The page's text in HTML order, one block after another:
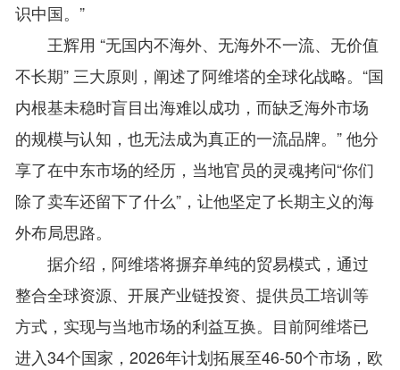
识中国。”
王辉用 “无国内不海外、无海外不一流、无价值
不长期” 三大原则，阐述了阿维塔的全球化战略。“国
内根基未稳时盲目出海难以成功，而缺乏海外市场
的规模与认知，也无法成为真正的一流品牌。” 他分
享了在中东市场的经历，当地官员的灵魂拷问“你们
除了卖车还留下了什么”，让他坚定了长期主义的海
外布局思路。
据介绍，阿维塔将摒弃单纯的贸易模式，通过
整合全球资源、开展产业链投资、提供员工培训等
方式，实现与当地市场的利益互换。目前阿维塔已
进入34个国家，2026年计划拓展至46-50个市场，欧